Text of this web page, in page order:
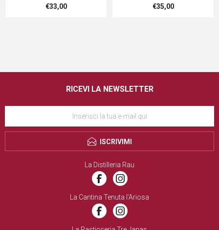
€33,00 €35,00
RICEVI LA NEWSLETTER
ISCRIVIMI
La Distilleria Rau
La Cantina Tenuta l’Ariosa